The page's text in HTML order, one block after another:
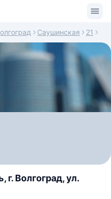
Саушинская 21
г. Волгоград, ул.